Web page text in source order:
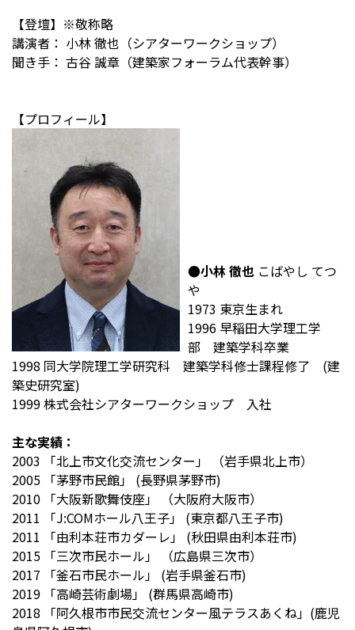
【登壇】※敬称略
講演者： 小林 徹也（シアターワークショップ）
聞き手： 古谷 誠章（建築家フォーラム代表幹事）
【プロフィール】
●小林 徹也 こばやし てつ
や
1973 東京生まれ
1996 早稲田大学理工学
部 建築学科卒業
1998 同大学院理工学研究科 建築学科修士課程修了 (建
築史研究室)
1999 株式会社シアターワークショップ 入社
主な実績：
2003 「北上市文化交流センター」 （岩手県北上市）
2005 「茅野市民館」 (長野県茅野市)
2010 「大阪新歌舞伎座」 （大阪府大阪市）
2011 「J:COMホール八王子」 (東京都八王子市)
2011 「由利本荘市カダーレ」 (秋田県由利本荘市)
2015 「三次市民ホール」 （広島県三次市）
2017 「釜石市民ホール」 (岩手県釜石市)
2019 「高崎芸術劇場」 (群馬県高崎市)
2018 「阿久根市市民交流センター風テラスあくね」(鹿児